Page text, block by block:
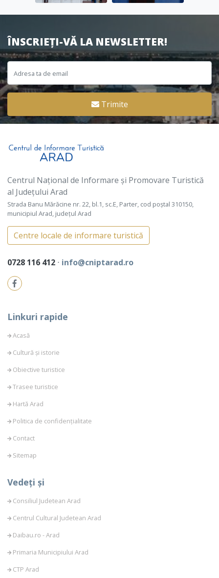
ÎNSCRIEȚI-VĂ LA NEWSLETTER!
Trimite
Centrul Național de Informare și Promovare Turistică
al Județului Arad
Strada Banu Mărăcine nr. 22, bl.1, sc.E, Parter, cod poștal 310150,
municipiul Arad, județul Arad
Centre locale de informare turistică
0728 116 412 ⋅ info@cniptarad.ro
Linkuri rapide
Acasă
Cultură și istorie
Obiective turistice
Trasee turistice
Hartă Arad
Politica de confidențialitate
Contact
Sitemap
Vedeți și
Consiliul Judetean Arad
Centrul Cultural Judetean Arad
Daibau.ro - Arad
Primaria Municipiului Arad
CTP Arad